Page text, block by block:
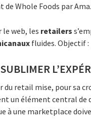
de Whole Foods par
le web, les retailers
fluides. Objectif
du retail mise, pour sa
un élément central
à une marketplace